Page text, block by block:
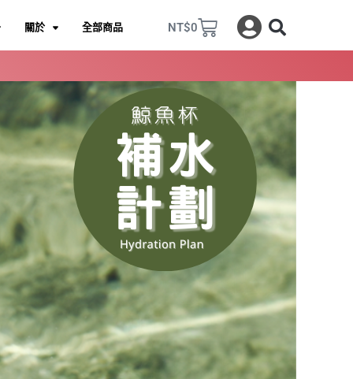
典袋鼠瓶一代
極輕不殘味，專為台灣飲料設計，喝出簡
生活
產品介紹 選購備品
擊下方即可進入賣場
700ml
典袋鼠瓶二代
純鈦飲料保溫瓶！美國發明專利工法無塗層，
產品介紹 選購備品
擊下方即可進入賣場
320ml 520ml 700ml 800ml
典袋鼠瓶一代
輕不殘味，專為台灣飲料設計，喝出簡
單生活
產品介紹 選購備品
點擊下方即可進入賣場
700ml
身有可收放手把 (附純鈦杯蓋)
購買
管
雙切口/純鈦粗細吸管/彎式吸管
往購買
袋鼠瓶二代配件
前往購買
關於 全部商品 NT$0購
物
典袋鼠瓶一代
極輕不殘味，專為台灣飲料設計，喝出簡
生活
產品介紹 選購備品
擊下方即可進入賣場
700ml
典袋鼠瓶二代
純鈦飲料保溫瓶！美國發明專利工法無塗層，
產品介紹 選購備品
擊下方即可進入賣場
320ml 520ml 700ml 800ml
典袋鼠瓶一代
輕不殘味，專為台灣飲料設計，喝出簡
單生活
產品介紹 選購備品
點擊下方即可進入賣場
700ml
身有可收放手把 (附純鈦杯蓋)
購買
管
雙切口/純鈦粗細吸管/彎式吸管
往購買
袋鼠瓶二代配件
前往購買